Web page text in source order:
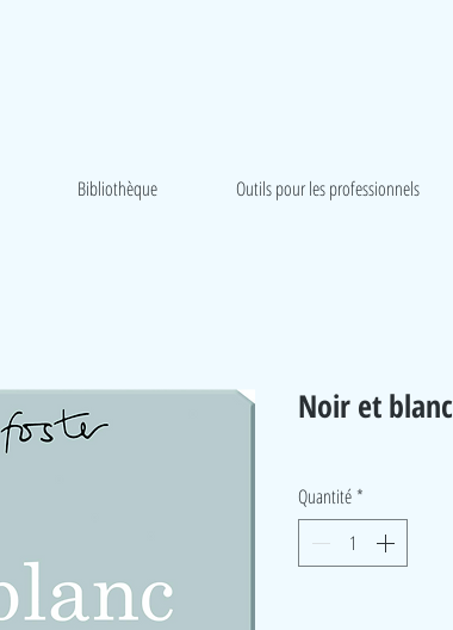
Bibliothèque Outils pour les professionnels
Noir et blanc
Quantité *